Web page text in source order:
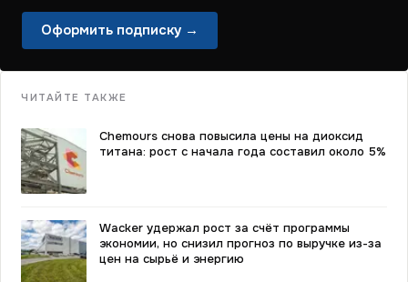
Оформить подписку →
ЧИТАЙТЕ ТАКЖЕ
Chemours снова повысила цены на диоксид
титана: рост с начала года составил около 5%
Wacker удержал рост за счёт программы
экономии, но снизил прогноз по выручке из-за
цен на сырьё и энергию